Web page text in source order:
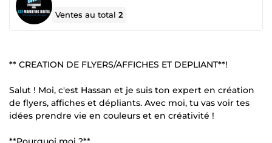
Ventes au total2
** CREATION DE FLYERS/AFFICHES ET DEPLIANT**!
Salut ! Moi, c'est Hassan et je suis ton expert en création
de flyers, affiches et dépliants. Avec moi, tu vas voir tes
idées prendre vie en couleurs et en créativité !